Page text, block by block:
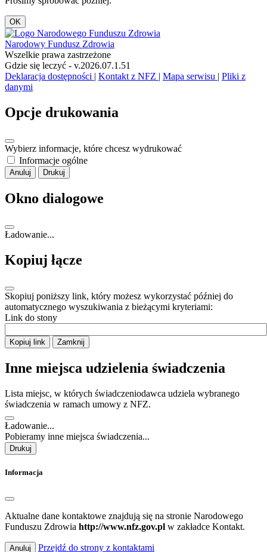
OK
Narodowy Fundusz Zdrowia
Wszelkie prawa zastrzeżone
Gdzie się leczyć - v.2026.07.1.51
Deklaracja dostępności | Kontakt z NFZ | Mapa serwisu | Pliki z
danymi
Opcje drukowania
Wybierz informacje, które chcesz wydrukować
Informacje ogólne
Anuluj Drukuj
Okno dialogowe
Ładowanie...
Kopiuj łącze
Skopiuj poniższy link, który możesz wykorzystać później do
automatycznego wyszukiwania z bieżącymi kryteriami:
Link do stony
Kopiuj link Zamknij
Inne miejsca udzielenia świadczenia
Lista miejsc, w których świadczeniodawca udziela wybranego
świadczenia w ramach umowy z NFZ.
Ładowanie...
Pobieramy inne miejsca świadczenia...
Drukuj
Informacja
Aktualne dane kontaktowe znajdują się na stronie Narodowego
Funduszu Zdrowia http://www.nfz.gov.pl w zakładce Kontakt.
Anuluj Przejdź do strony z kontaktami